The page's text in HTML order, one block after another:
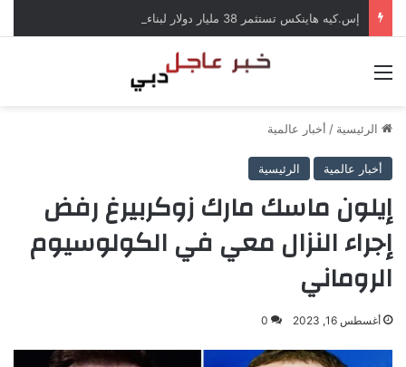
الرئيسية / أخبار عالمية
أخبار عالمية الرئيسية
إيلون ماسك مارك زوكربيرغ رفض
إجراء النزال معي في الكولوسيوم
الروماني
أغسطس 16, 2023 0